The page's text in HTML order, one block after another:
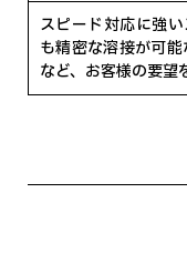
スピード対応に強
も精密な溶接が可
など、お客様の要望